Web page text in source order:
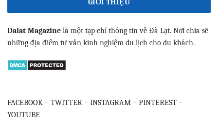
GIỚI THIỆU
Dalat Magazine là một tạp chí thông tin về Đà Lạt. Nơi chia sẽ
những địa điểm tư vấn kinh nghiệm du lịch cho du khách.
FACEBOOK – TWITTER – INSTAGRAM – PINTEREST –
YOUTUBE